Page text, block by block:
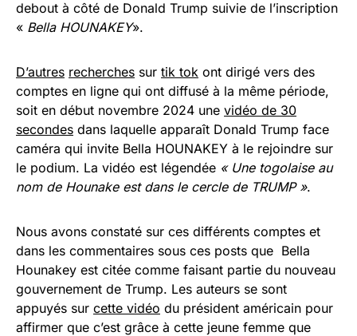
debout à côté de Donald Trump suivie de l’inscription
« Bella HOUNAKEY».
D’autres recherches sur tik tok ont dirigé vers des
comptes en ligne qui ont diffusé à la même période,
soit en début novembre 2024 une vidéo de 30
secondes dans laquelle apparaît Donald Trump face
caméra qui invite Bella HOUNAKEY à le rejoindre sur
le podium. La vidéo est légendée « Une togolaise au
nom de Hounake est dans le cercle de TRUMP ».
Nous avons constaté sur ces différents comptes et
dans les commentaires sous ces posts que Bella
Hounakey est citée comme faisant partie du nouveau
gouvernement de Trump. Les auteurs se sont
appuyés sur cette vidéo du président américain pour
affirmer que c’est grâce à cette jeune femme que